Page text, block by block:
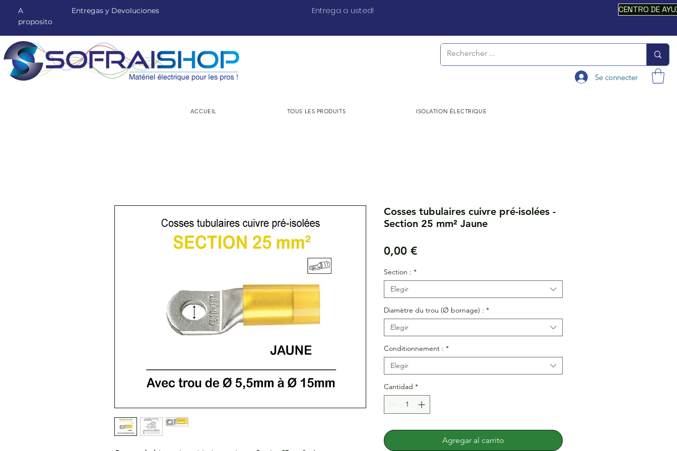
A
proposito
Entregas y Devoluciones Entrega a usted! CENTRO DE
Se connecter
ACCUEIL TOUS LES PRODUITS ISOLATION ÉLECTRIQUE
Cosses tubulaires cuivre pré-isolées -
Section 25 mm² Jaune
0,00 €Precio
Section : *
Elegir
Diamètre du trou (Ø bornage) : *
Elegir
Conditionnement : *
Elegir
Cantidad *
Agregar al carrito